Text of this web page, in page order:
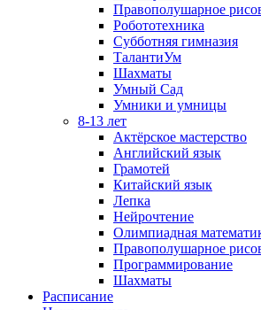
Правополушарное
Робототехника
Субботняя гимназия
ТалантиУм
Шахматы
Умный Сад
Умники и умницы
8-13 лет
Актёрское мастерство
Английский язык
Грамотей
Китайский язык
Лепка
Нейрочтение
Олимпиадная
Правополушарное
Программирование
Шахматы
Расписание